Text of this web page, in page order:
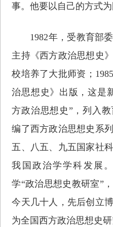
事。他要以自己的方式
1982年，受教育部
主持《西方政治思想史
校培养了大批师资；
治思想史》出版，这是
方政治思想史”，列入
编了西方政治思想史系
五、八五、九五国家社
我国政治学学科发展
学“政治思想史教研室”
今天几十人，先后创立
为全国西方政治思想史研